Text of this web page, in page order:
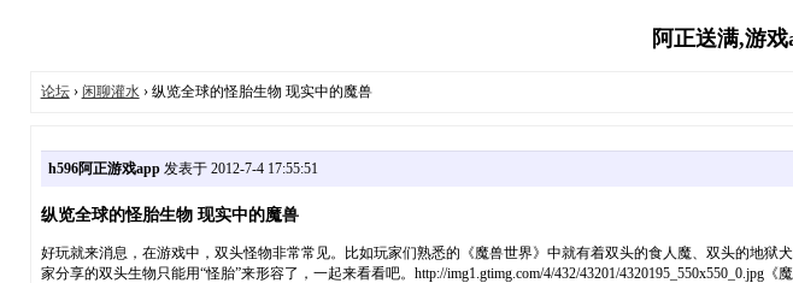
阿正送满,游
论坛› 闲聊灌水› 纵览全球的怪胎生物 现实中的魔兽
h596阿正游戏app发表于 2012-7-4 17:55:51
纵览全球的怪胎生物 现实中的魔兽
好玩就来消息，在游戏中，双头怪物非常常见。比如玩家们熟悉的《魔兽世界》中就有着双头的食人魔、双头的地
家分享的双头生物只能用“怪胎”来形容了，一起来看看吧。http://img1.gtimg.com/4/432/43201/4320195_550x550_0.jpg《